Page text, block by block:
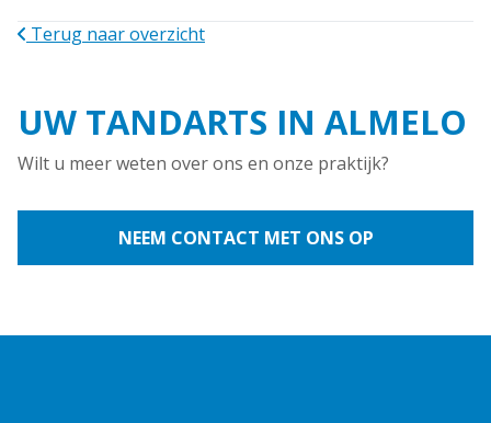
Terug naar overzicht
UW TANDARTS IN ALMELO
Wilt u meer weten over ons en onze praktijk?
NEEM CONTACT MET ONS OP